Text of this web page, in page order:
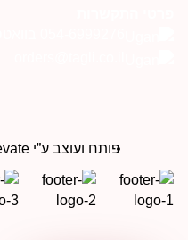
פותח ועוצב ע”י Elevate